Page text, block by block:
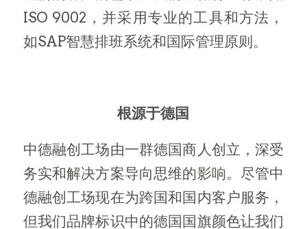
ISO 9002，并采用专业的工具和方法，
如SAP智慧排班系统和国际管理原则。
根源于德国
中德融创工场由一群德国商人创立，深受
务实和解决方案导向思维的影响。尽管中
德融创工场现在为跨国和国内客户服务，
但我们品牌标识中的德国国旗颜色让我们